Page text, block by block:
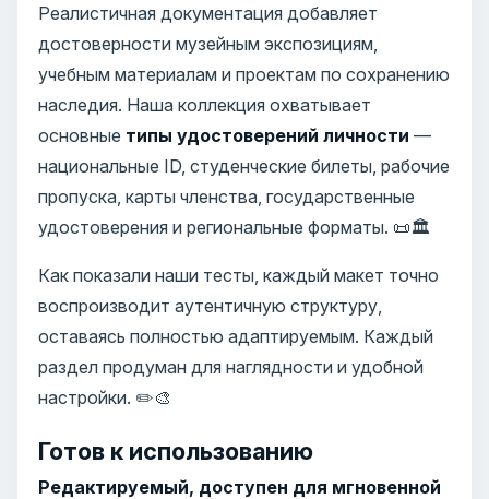
Реалистичная документация добавляет
достоверности музейным экспозициям,
учебным материалам и проектам по сохранению
наследия. Наша коллекция охватывает
основные типы удостоверений личности —
национальные ID, студенческие билеты, рабочие
пропуска, карты членства, государственные
удостоверения и региональные форматы. 📜🏛️
Как показали наши тесты, каждый макет точно
воспроизводит аутентичную структуру,
оставаясь полностью адаптируемым. Каждый
раздел продуман для наглядности и удобной
настройки. ✏️🎨
Готов к использованию
Редактируемый, доступен для мгновенной